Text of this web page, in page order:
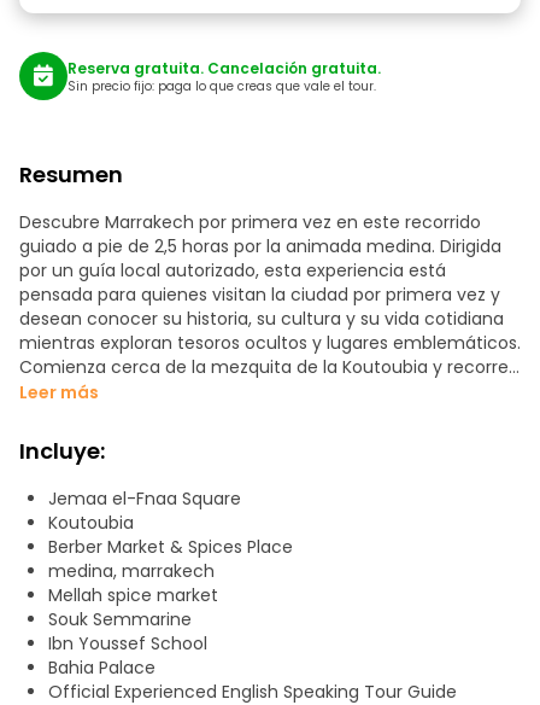
Reserva gratuita. Cancelación gratuita.
Sin precio fijo: paga lo que creas que vale el tour.
Resumen
Descubre Marrakech por primera vez en este recorrido
guiado a pie de 2,5 horas por la animada medina. Dirigida
por un guía local autorizado, esta experiencia está
pensada para quienes visitan la ciudad por primera vez y
desean conocer su historia, su cultura y su vida cotidiana
mientras exploran tesoros ocultos y lugares emblemáticos.
Comienza cerca de la mezquita de la Koutoubia y recorre
los zocos, incluidos los mercados del cuero y de los
Secreto (visitas opcionales al interior). Disfruta de una
parada de 15 minutos en una cooperativa local certificada
para aprender sobre las especias marroquíes y el aceite de
argán. Continúa por las animadas calles de la medina y
termina en la plaza Jemaa el-Fna.
Leer más
Incluye:
Jemaa el-Fnaa Square
Koutoubia
Berber Market & Spices Place
medina, marrakech
Mellah spice market
Souk Semmarine
Ibn Youssef School
Bahia Palace
Official Experienced English Speaking Tour Guide